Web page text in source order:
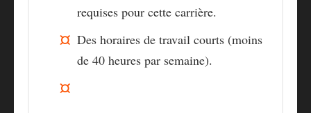
requises pour cette carrière.
Des horaires de travail courts (moins
de 40 heures par semaine).